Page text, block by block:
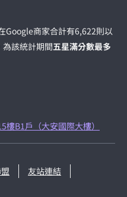
Google商家合計有6,622則以
該統計期間五星滿分數最多
B1戶（大安國際大樓）
友站連結